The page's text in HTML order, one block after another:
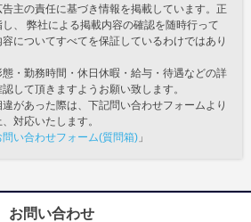
主の責任に基づき情報を掲載しています。正
、 弊社による掲載内容の確認を随時行って
についてすべてを保証しているわけではあり
・勤務時間・休日休暇・給与・待遇などの詳
して頂きますようお願い致します。
があった際は、下記問い合わせフォームより
対応いたします。
い合わせフォーム(質問箱) 」
お問い合わせ